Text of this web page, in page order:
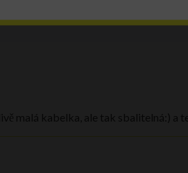
malá kabelka, ale tak sbalitelná:) a